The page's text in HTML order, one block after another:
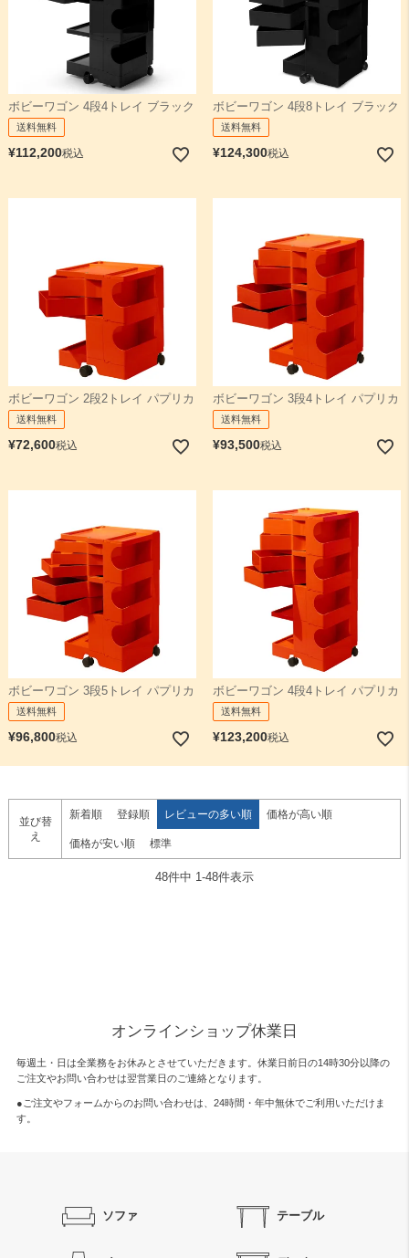
ボビーワゴン 4段4トレイ ブラック
送料無料
¥112,200税込
ボビーワゴン 4段8トレイ ブラック
送料無料
¥124,300税込
ボビーワゴン 2段2トレイ パプリカ
送料無料
¥72,600税込
ボビーワゴン 3段4トレイ パプリカ
送料無料
¥93,500税込
ボビーワゴン 3段5トレイ パプリカ
送料無料
¥96,800税込
ボビーワゴン 4段4トレイ パプリカ
送料無料
¥123,200税込
並び替
え
新着順 登録順 レビューの多い順 価格が高い順
価格が安い順 標準
48件中 1-48件表示
オンラインショップ休業日
毎週土・日は全業務をお休みとさせていただきます。休業日前日の14時30分以降の
ご注文やお問い合わせは翌営業日のご連絡となります。
●ご注文やフォームからのお問い合わせは、 24時間・年中無休でご利用いただけま
す。
ソファ テーブル